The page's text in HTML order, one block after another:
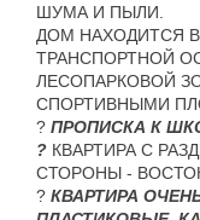
ШУМА И ПЫЛИ.
ДОМ НАХОДИТСЯ
ТРАНСПОРТНОЙ
ЛЕСОПАРКОВОЙ
СПОРТИВНЫМИ
? ПРОПИСКА К
? КВАРТИРА С
СТОРОНЫ -
? КВАРТИРА